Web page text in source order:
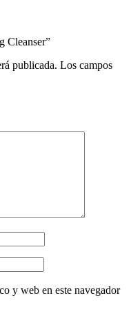
Cleanser”
publicada. Los campos
y web en este navegador